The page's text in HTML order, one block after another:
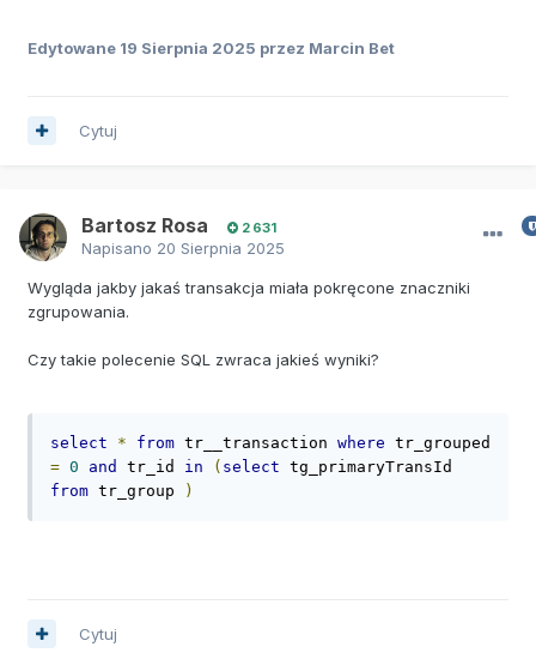
Edytowane 19 Sierpnia 2025 przez Marcin Bet
Cytuj
Bartosz Rosa 2 631
Napisano 20 Sierpnia 2025
Wygląda jakby jakaś transakcja miała pokręcone znaczniki
zgrupowania.
Czy takie polecenie SQL zwraca jakieś wyniki?
select * from tr__transaction where
= 0 and tr_id in ( select
from tr_group )
Cytuj